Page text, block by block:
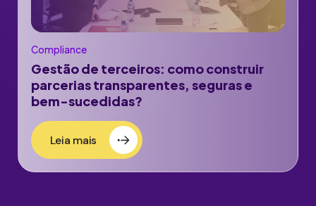
Compliance
Gestão de terceiros: como construir
parcerias transparentes, seguras e
bem-sucedidas?
Leia mais